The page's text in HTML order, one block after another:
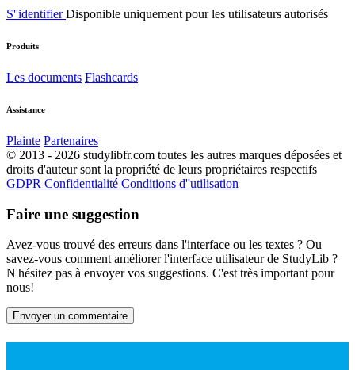
S''identifierDisponible uniquement pour les utilisateurs autorisés
Produits
Les documents Flashcards
Assistance
Plainte Partenaires
© 2013 - 2026 studylibfr.com toutes les autres marques déposées et
droits d'auteur sont la propriété de leurs propriétaires respectifs
GDPR Confidentialité Conditions d''utilisation
Faire une suggestion
Avez-vous trouvé des erreurs dans l'interface ou les textes ? Ou
savez-vous comment améliorer l'interface utilisateur de StudyLib ?
N'hésitez pas à envoyer vos suggestions. C'est très important pour
nous!
Envoyer un commentaire